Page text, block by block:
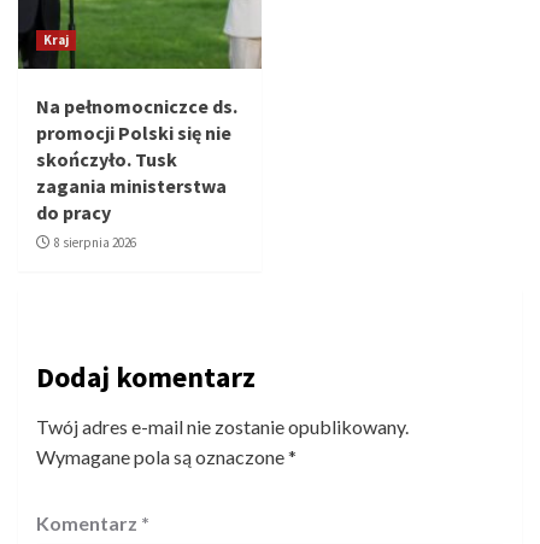
Kraj
Na pełnomocniczce ds.
promocji Polski się nie
skończyło. Tusk
zagania ministerstwa
do pracy
8 sierpnia 2026
Dodaj komentarz
Twój adres e-mail nie zostanie opublikowany.
Wymagane pola są oznaczone*
Komentarz *